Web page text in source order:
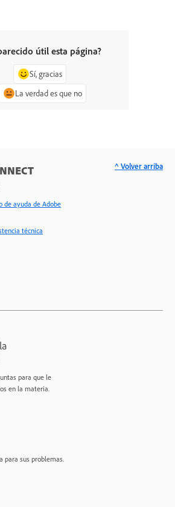
útil esta página?
Sí, gracias
La verdad es que no
de ayuda de Adobe
técnica
para que le
en la materia.
para sus problemas.
^ Volver arriba